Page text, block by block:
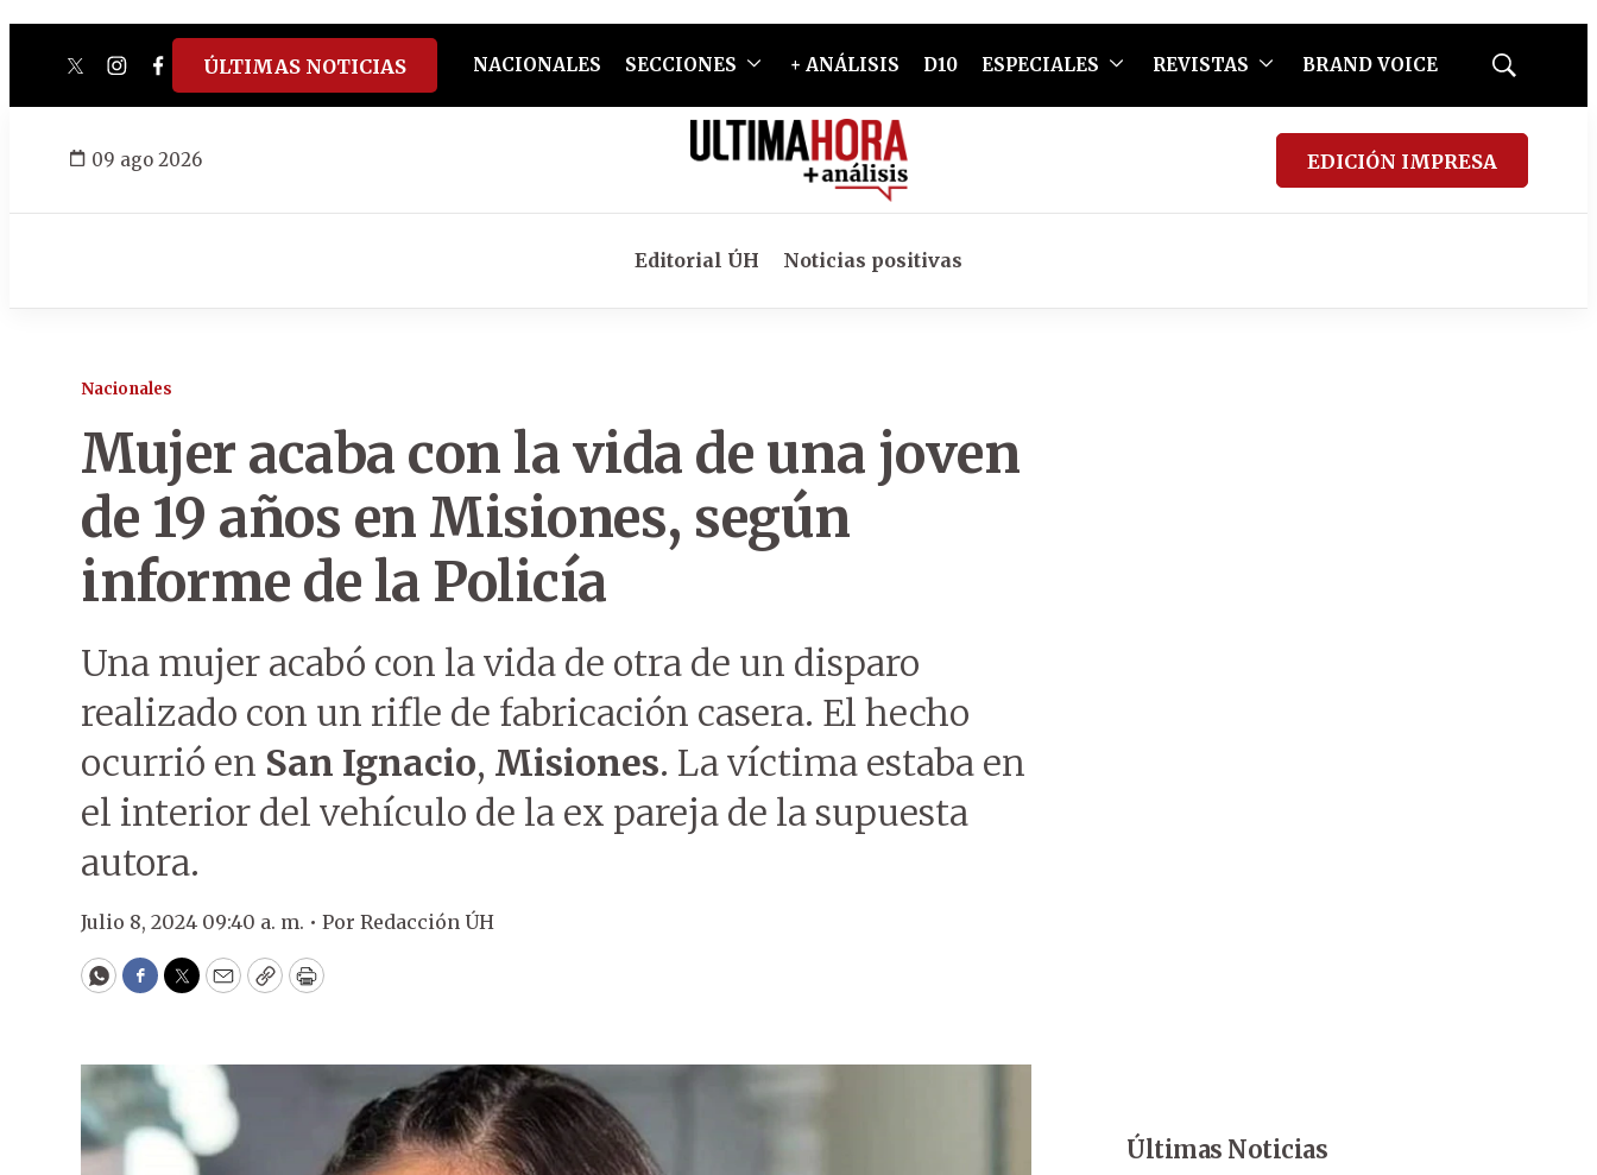
twitterinstagram
facebook
tiktokyoutube
spotify
ÚLTIMAS NOTICIAS NACIONALES SECCIONES + ANÁLISIS D10 ESPECIALES REVISTAS BRAND VOICE
Mostrar
09 ago 2026 EDICIÓN IMPRESA
Editorial ÚH Noticias positivas
Nacionales
Mujer acaba con la vida de una joven
de 19 años en Misiones, según
informe de la Policía
Una mujer acabó con la vida de otra de un disparo
realizado con un rifle de fabricación casera. El hecho
ocurrió en San Ignacio, Misiones. La víctima estaba en
el interior del vehículo de la ex pareja de la supuesta
autora.
Julio 8, 2024 09:40 a. m. • Por Redacción ÚH
WhatsApp
Facebook
Twitter
EmailCopyPrint
Últimas Noticias